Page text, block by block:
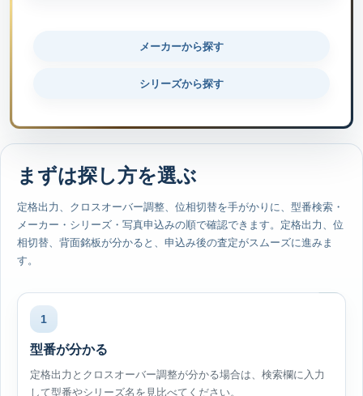
メーカーから探す
シリーズから探す
まずは探し方を選ぶ
定格出力、クロスオーバー調整、位相切替を手がかりに、型番検索・
メーカー・シリーズ・写真申込みの順で確認できます。定格出力、位
相切替、背面銘板が分かると、申込み後の査定がスムーズに進みま
す。
1
型番が分かる
定格出力とクロスオーバー調整が分かる場合は、検索欄に入力
して型番やシリーズ名を見比べてください。